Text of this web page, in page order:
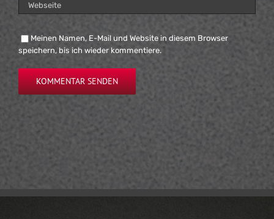
Meinen Namen, E-Mail und Website in diesem Browser
speichern, bis ich wieder kommentiere.